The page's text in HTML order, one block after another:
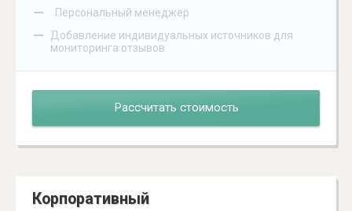
– Персональный менеджер
–
Добавление индивидуальных источников для
мониторинга отзывов
Рассчитать стоимость
Корпоративный